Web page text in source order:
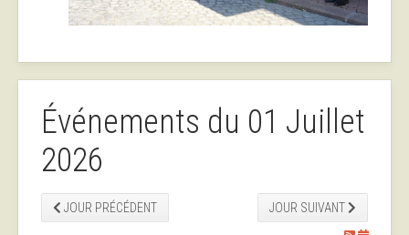
Événements du 01 Juillet
2026
JOUR PRÉCÉDENT JOUR SUIVANT